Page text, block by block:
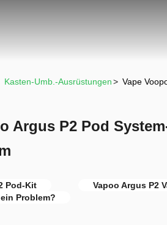
Kasten-Umb.-Ausrüstungen> Vape
Argus P2 Pod
Pod-Kit
Vapoo Argus P2
Problem?